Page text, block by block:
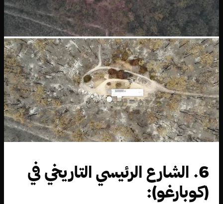
6. الشارع الرئيسي التاريخي في
(كوبارغو):